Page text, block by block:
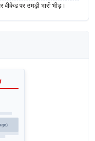
वीकेंड पर उमड़ी भारी भीड़।